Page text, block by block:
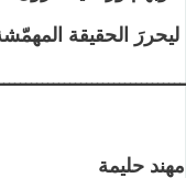
ليحررَ الحقيقة
مهند حليمة